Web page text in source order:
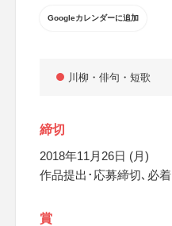
Googleカレンダーに追加
川柳・俳句・短歌
締切
2018年11月26日 (月)
作品提出･応募締切､必着
賞